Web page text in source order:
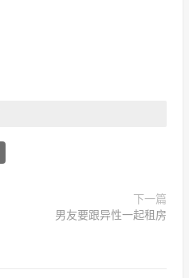
下一篇
男友要跟异性一起租房